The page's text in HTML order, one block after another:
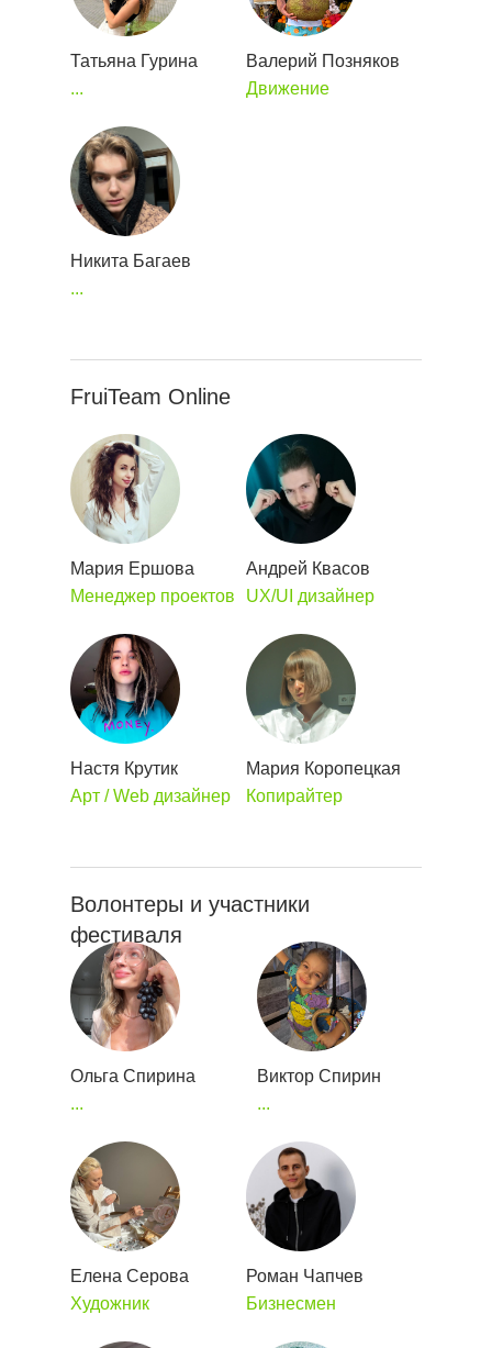
Никита Багаев
...
Татьяна Гурина
...
Валерий Позняков
Движение
FruiTeam Online
Мария Коропецкая
Копирайтер
Настя Крутик
Арт / Web дизайнер
Мария Ершова
Менеджер проектов
Андрей Квасов
UX/UI дизайнер
Волонтеры и участники
фестиваля
Елена Серова
Художник
Ольга Спирина
...
Роман Чапчев
Бизнесмен
Виктор Спирин
...